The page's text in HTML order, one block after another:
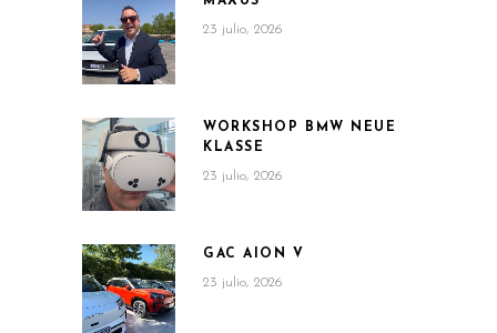
23 julio, 2026
WORKSHOP BMW NEUE
KLASSE
23 julio, 2026
GAC AION V
23 julio, 2026